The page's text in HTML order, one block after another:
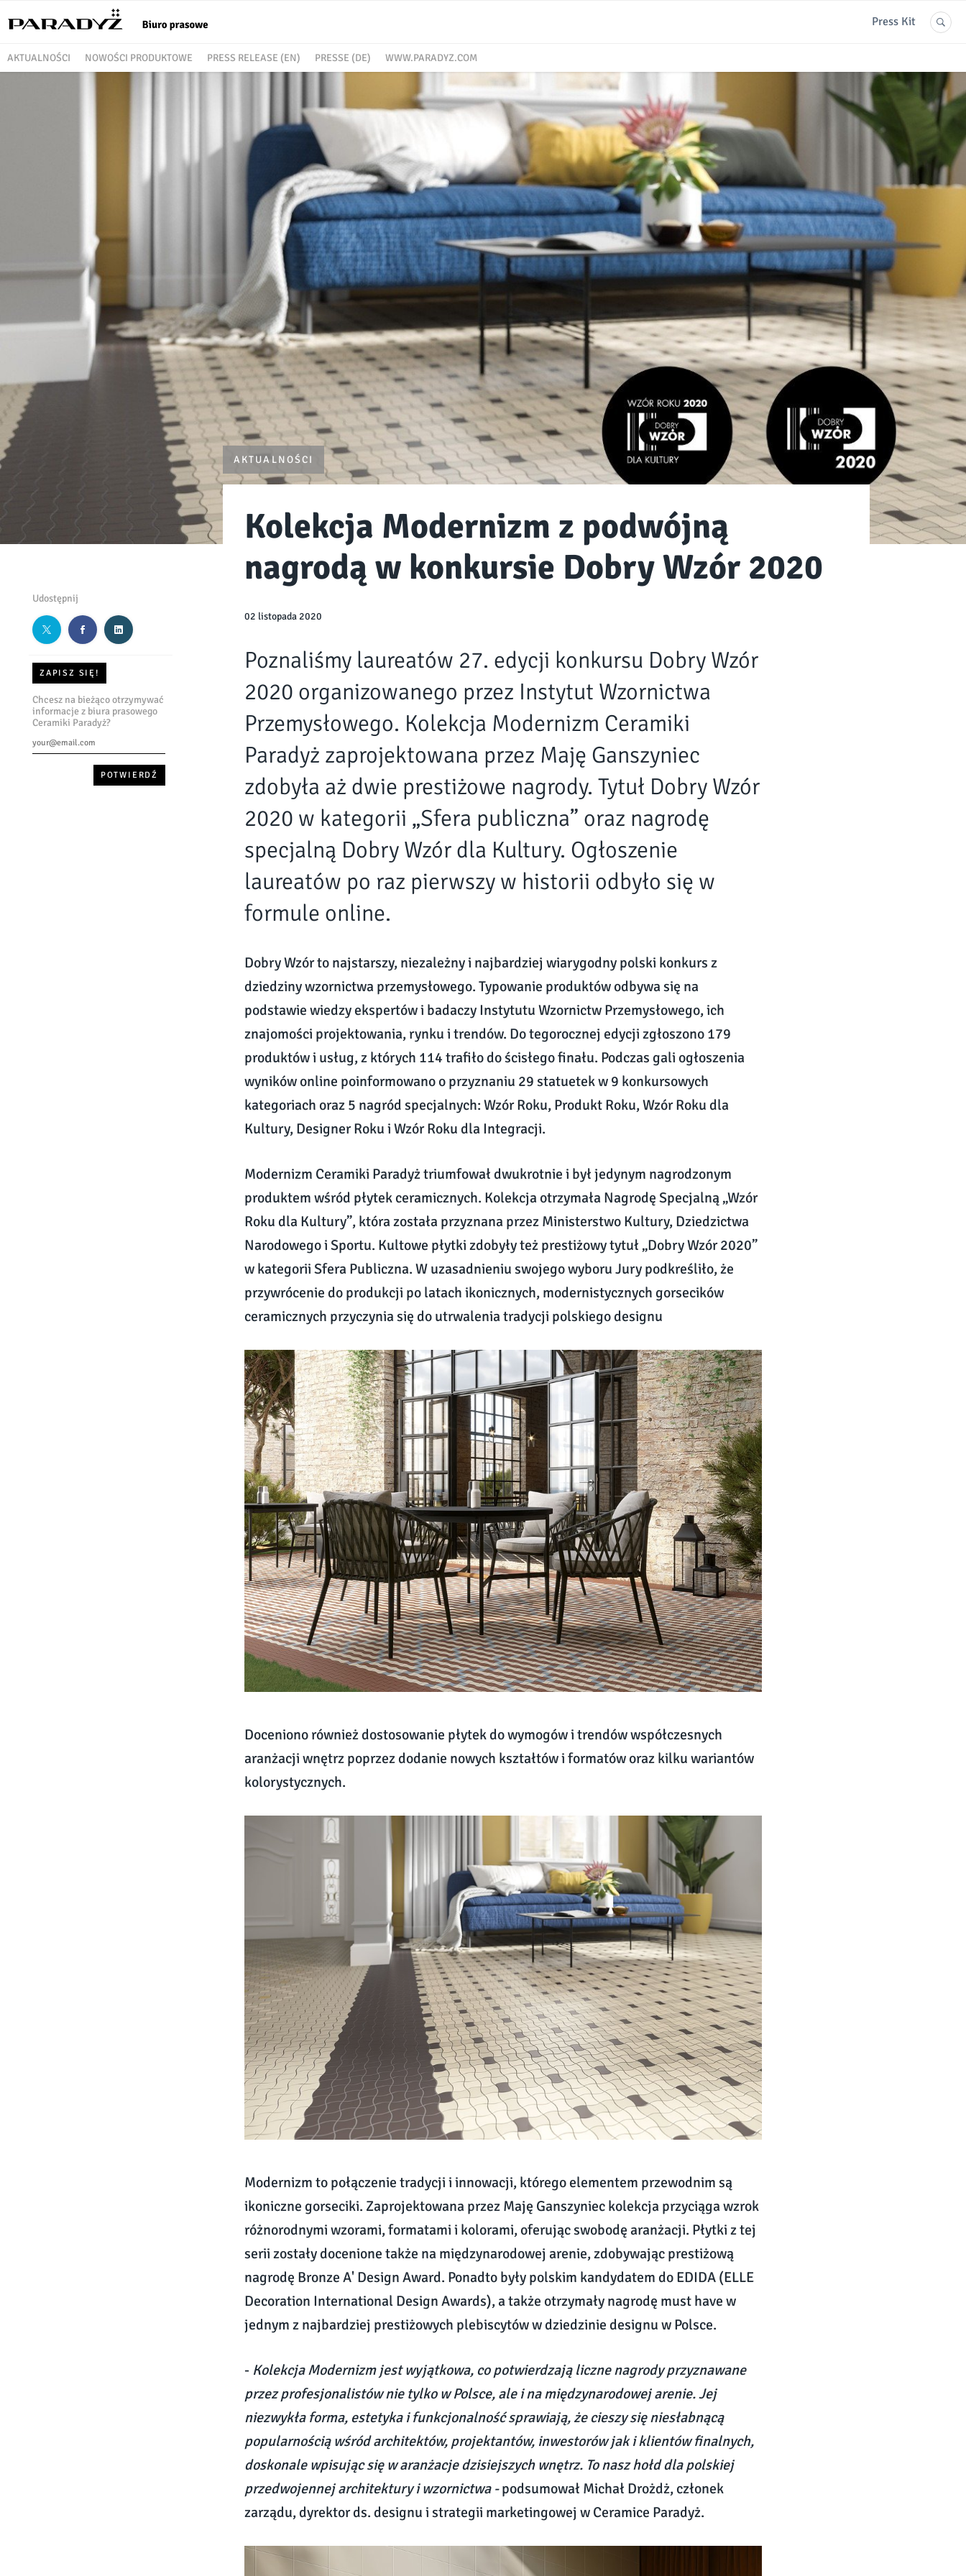
Press Kit
AKTUALNOŚCI NOWOŚCI PRODUKTOWE PRESS RELEASE (EN) PRESSE (DE) WWW.PARADYZ.COM
Udostępnij
ZAPISZ SIĘ!
Chcesz na bieżąco otrzymywać
informacje z biura prasowego
Ceramiki Paradyż?
AKTUALNOŚCI
Kolekcja Modernizm z podwójną
nagrodą w konkursie Dobry Wzór 2020
02 listopada 2020
Poznaliśmy laureatów 27. edycji konkursu Dobry Wzór
2020 organizowanego przez Instytut Wzornictwa
Przemysłowego. Kolekcja Modernizm Ceramiki
Paradyż zaprojektowana przez Maję Ganszyniec
zdobyła aż dwie prestiżowe nagrody. Tytuł Dobry Wzór
2020 w kategorii „Sfera publiczna” oraz nagrodę
specjalną Dobry Wzór dla Kultury. Ogłoszenie
laureatów po raz pierwszy w historii odbyło się w
formule online.
Dobry Wzór to najstarszy, niezależny i najbardziej wiarygodny polski konkurs z
dziedziny wzornictwa przemysłowego. Typowanie produktów odbywa się na
podstawie wiedzy ekspertów i badaczy Instytutu Wzornictw Przemysłowego, ich
znajomości projektowania, rynku i trendów. Do tegorocznej edycji zgłoszono 179
produktów i usług, z których 114 trafiło do ścisłego finału. Podczas gali ogłoszenia
wyników online poinformowano o przyznaniu 29 statuetek w 9 konkursowych
kategoriach oraz 5 nagród specjalnych: Wzór Roku, Produkt Roku, Wzór Roku dla
Kultury, Designer Roku i Wzór Roku dla Integracji.
Modernizm Ceramiki Paradyż triumfował dwukrotnie i był jedynym nagrodzonym
produktem wśród płytek ceramicznych. Kolekcja otrzymała Nagrodę Specjalną „Wzór
Roku dla Kultury”, która została przyznana przez Ministerstwo Kultury, Dziedzictwa
Narodowego i Sportu. Kultowe płytki zdobyły też prestiżowy tytuł „Dobry Wzór 2020”
w kategorii Sfera Publiczna. W uzasadnieniu swojego wyboru Jury podkreśliło, że
przywrócenie do produkcji po latach ikonicznych, modernistycznych gorsecików
ceramicznych przyczynia się do utrwalenia tradycji polskiego designu
Doceniono również dostosowanie płytek do wymogów i trendów współczesnych
aranżacji wnętrz poprzez dodanie nowych kształtów i formatów oraz kilku wariantów
kolorystycznych.
Modernizm to połączenie tradycji i innowacji, którego elementem przewodnim są
ikoniczne gorseciki. Zaprojektowana przez Maję Ganszyniec kolekcja przyciąga wzrok
różnorodnymi wzorami, formatami i kolorami, oferując swobodę aranżacji. Płytki z tej
serii zostały docenione także na międzynarodowej arenie, zdobywając prestiżową
nagrodę Bronze A' Design Award. Ponadto były polskim kandydatem do EDIDA (ELLE
Decoration International Design Awards), a także otrzymały nagrodę must have w
jednym z najbardziej prestiżowych plebiscytów w dziedzinie designu w Polsce.
- Kolekcja Modernizm jest wyjątkowa, co potwierdzają liczne nagrody przyznawane
przez profesjonalistów nie tylko w Polsce, ale i na międzynarodowej arenie. Jej
niezwykła forma, estetyka i funkcjonalność sprawiają, że cieszy się niesłabnącą
popularnością wśród architektów, projektantów, inwestorów jak i klientów finalnych,
doskonale wpisując się w aranżacje dzisiejszych wnętrz. To nasz hołd dla polskiej
przedwojennej architektury i wzornictwa -podsumował Michał Drożdż, członek
zarządu, dyrektor ds. designu i strategii marketingowej w Ceramice Paradyż.